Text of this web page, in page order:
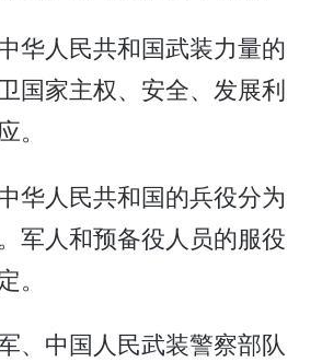
人民共和国武装力量的
国家主权、安全、发展利
。
人民共和国的兵役分为
军人和预备役人员的服役
。
、中国人民武装警察部队